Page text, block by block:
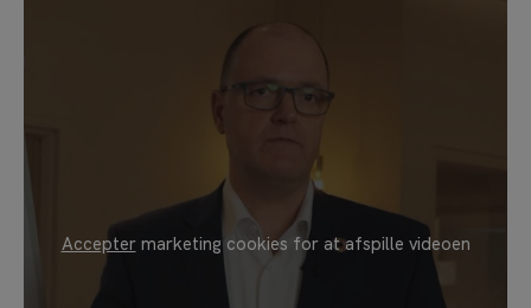
Acceptermarketing cookies for at afspille videoen